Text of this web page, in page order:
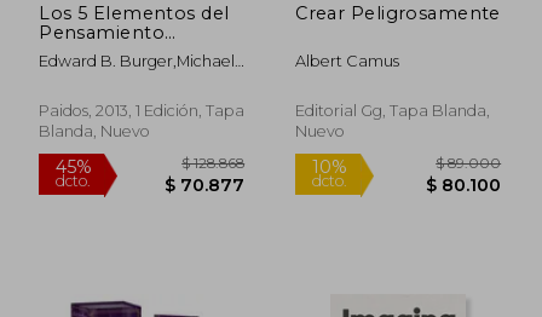
Los 5 Elementos del
Pensamiento
Efectivo
Edward B. Burger,Michael
Paidos, 2013, 1 Edición, Tapa
Blanda, Nuevo
Crear Peligrosamente
Albert Camus
Editorial Gg, Tapa Blanda,
Nuevo